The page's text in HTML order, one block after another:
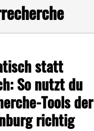
statt
So nutzt du
Tools der
richtig